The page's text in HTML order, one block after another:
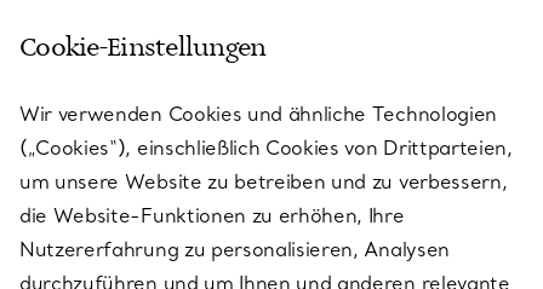
KUNDENSERVICE
SERVICES
ÜBER TIFFANY & CO.
Cookie-Einstellungen
Wir verwenden Cookies und ähnliche Technologien
(„Cookies“), einschließlich Cookies von Drittparteien,
um unsere Website zu betreiben und zu verbessern,
die Website-Funktionen zu erhöhen, Ihre
Nutzererfahrung zu personalisieren, Analysen
durchzuführen und um Ihnen und anderen relevante